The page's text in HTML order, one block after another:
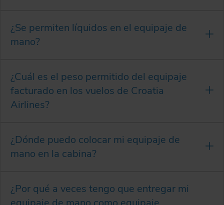
¿Se permiten líquidos en el equipaje de
mano?
¿Cuál es el peso permitido del equipaje
facturado en los vuelos de Croatia
Airlines?
¿Dónde puedo colocar mi equipaje de
mano en la cabina?
¿Por qué a veces tengo que entregar mi